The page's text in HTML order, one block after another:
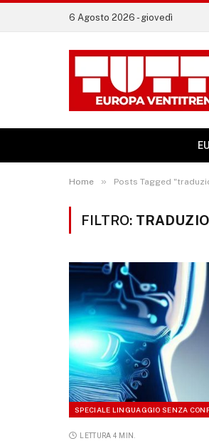
6 Agosto 2026 - giovedì
Home » Posts Tagged
FILTRO:
SPECIALE LINGUAGGIO SENZA
LETTURA 4 MIN.